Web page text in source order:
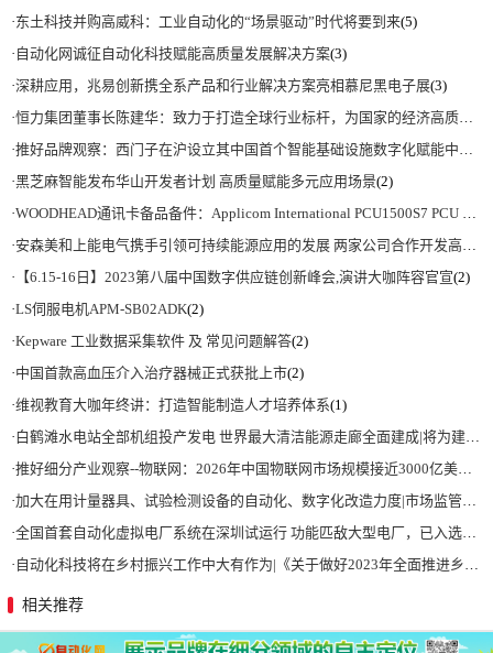
·东土科技并购高威科：工业自动化的“场景驱动”时代将要到来(5)
· 自动化网诚征自动化科技赋能高质量发展解决方案(3)
·深耕应用，兆易创新携全系产品和行业解决方案亮相慕尼黑电子展(3)
·恒力集团董事长陈建华：致力于打造全球行业标杆，为国家的经济高质量发展贡献更大力量|上海电气集团党委书记、董事长吴磊来访
·推好品牌观察：西门子在沪设立其中国首个智能基础设施数字化赋能中心
·黑芝麻智能发布华山开发者计划 高质量赋能多元应用场景(2)
·WOODHEAD通讯卡备品备件：Applicom International PCU1500S7 PCU 1500 S7 V4.5.0
·安森美和上能电气携手引领可持续能源应用的发展 两家公司合作开发高性能储能和太阳能组串式逆变器方案 以实现可持续的未来
· 【6.15-16日】2023第八届中国数字供应链创新峰会,演讲大咖阵容官宣(2)
·LS伺服电机APM-SB02ADK(2)
·Kepware 工业数据采集软件 及 常见问题解答(2)
·中国首款高血压介入治疗器械正式获批上市(2)
·维视教育大咖年终讲：打造智能制造人才培养体系(1)
·白鹤滩水电站全部机组投产发电 世界最大清洁能源走廊全面建成|将为建设新型能源体系、保障国家能源安全、实现“双碳”目标提供有力支撑
·推好细分产业观察--物联网：2026年中国物联网市场规模接近3000亿美元 智慧工厂、智慧城市、智慧电网等将占60%以上
·加大在用计量器具、试验检测设备的自动化、数字化改造力度|市场监管总局 工业和信息化部 关于促进企业计量能力提升的指导意见
·全国首套自动化虚拟电厂系统在深圳试运行 功能匹敌大型电厂，已入选国际典型案例
· 自动化科技将在乡村振兴工作中大有作为|《关于做好2023年全面推进乡村振兴重点工作的意见》发布
相关推荐